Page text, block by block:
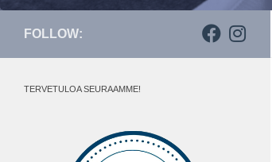
FOLLOW:
TERVETULOA SEURAAMME!